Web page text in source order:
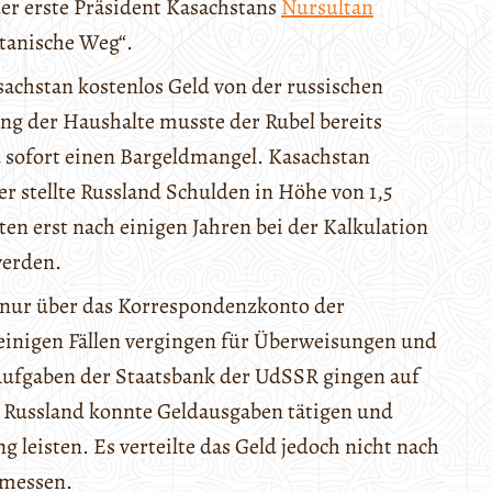
erste Präsident Kasachstans Nursultan
Weg“.
kostenlos Geld von der russischen
der Haushalte musste der Rubel bereits
einen Bargeldmangel. Kasachstan
stellte Russland Schulden in Höhe von 1,5
erst nach einigen Jahren bei der Kalkulation
über das Korrespondenzkonto der
Fällen vergingen für Überweisungen und
der Staatsbank der UdSSR gingen auf
konnte Geldausgaben tätigen und
Es verteilte das Geld jedoch nicht nach